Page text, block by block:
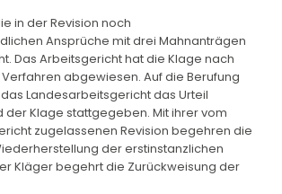
in der Revision noch
Ansprüche mit drei Mahnanträgen
Das Arbeitsgericht hat die Klage nach
abgewiesen. Auf die Berufung
Landesarbeitsgericht das Urteil
Klage stattgegeben. Mit ihrer vom
zugelassenen Revision begehren die
der erstinstanzlichen
Kläger begehrt die Zurückweisung der